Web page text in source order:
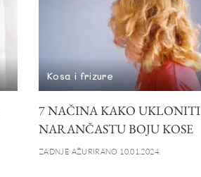
Kosa i frizure
7 NAČINA KAKO UKLONITI
NARANČASTU BOJU KOSE
ZADNJE AŽURIRANO 10.01.2024.